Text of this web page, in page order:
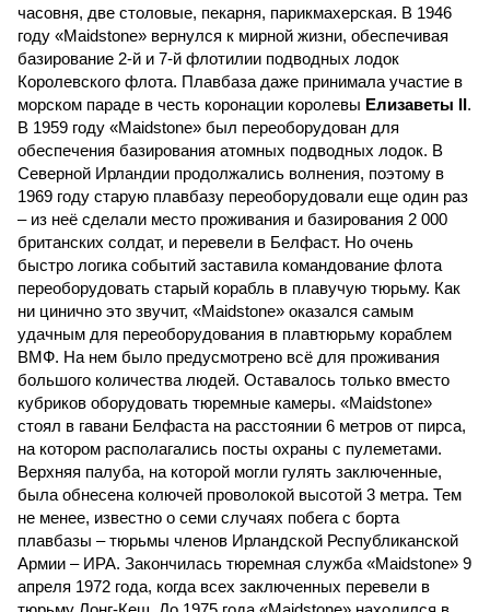
часовня, две столовые, пекарня, парикмахерская. В 1946
году «Maidstone» вернулся к мирной жизни, обеспечивая
базирование 2-й и 7-й флотилии подводных лодок
Королевского флота. Плавбаза даже принимала участие в
морском параде в честь коронации королевы Елизаветы II.
В 1959 году «Maidstone» был переоборудован для
обеспечения базирования атомных подводных лодок. В
Северной Ирландии продолжались волнения, поэтому в
1969 году старую плавбазу переоборудовали еще один раз
– из неё сделали место проживания и базирования 2 000
британских солдат, и перевели в Белфаст. Но очень
быстро логика событий заставила командование флота
переоборудовать старый корабль в плавучую тюрьму. Как
ни цинично это звучит, «Maidstone» оказался самым
удачным для переоборудования в плавтюрьму кораблем
ВМФ. На нем было предусмотрено всё для проживания
большого количества людей. Оставалось только вместо
кубриков оборудовать тюремные камеры. «Maidstone»
стоял в гавани Белфаста на расстоянии 6 метров от пирса,
на котором располагались посты охраны с пулеметами.
Верхняя палуба, на которой могли гулять заключенные,
была обнесена колючей проволокой высотой 3 метра. Тем
не менее, известно о семи случаях побега с борта
плавбазы – тюрьмы членов Ирландской Республиканской
Армии – ИРА. Закончилась тюремная служба «Maidstone» 9
апреля 1972 года, когда всех заключенных перевели в